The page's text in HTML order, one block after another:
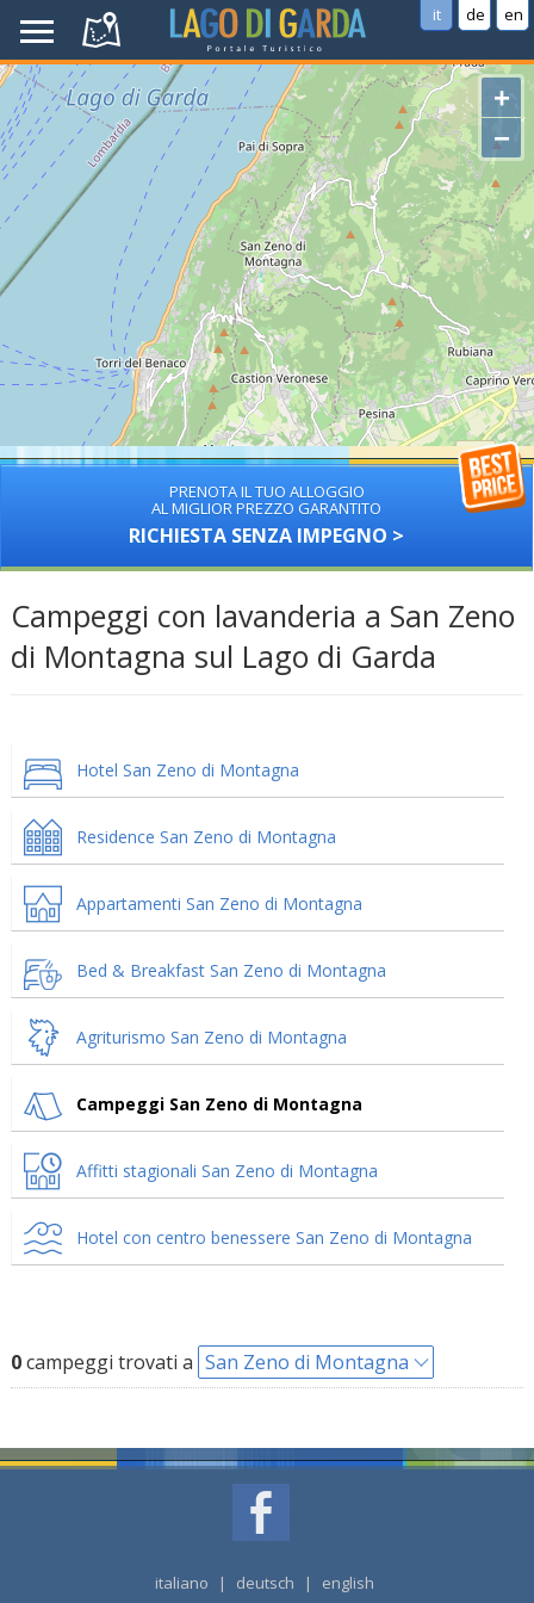
it de en
+
−
PRENOTA IL TUO ALLOGGIO
AL MIGLIOR PREZZO GARANTITO
RICHIESTA SENZA IMPEGNO >
Campeggi con lavanderia a San Zeno
di Montagna sul Lago di Garda
Hotel San Zeno di Montagna
Residence San Zeno di Montagna
Appartamenti San Zeno di Montagna
Bed & Breakfast San Zeno di Montagna
Agriturismo San Zeno di Montagna
Campeggi San Zeno di Montagna
Affitti stagionali San Zeno di Montagna
Hotel con centro benessere San Zeno di Montagna
0campeggi trovati a San Zeno di Montagna
italiano | deutsch | english